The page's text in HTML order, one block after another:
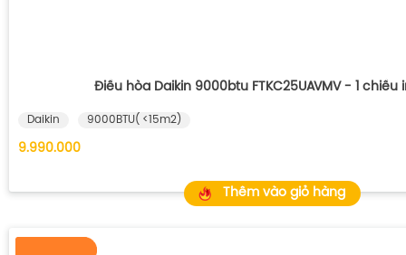
Điều hòa Daikin 9000btu FTKC25UAVMV - 1 chiều
Daikin 9000BTU( <15m2)
9.990.000
Thêm vào giỏ hàng